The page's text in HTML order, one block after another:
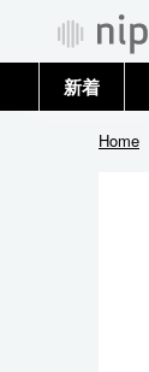
新着
Home